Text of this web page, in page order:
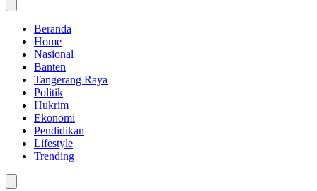
Beranda
Home
Nasional
Banten
Tangerang Raya
Politik
Hukrim
Ekonomi
Pendidikan
Lifestyle
Trending